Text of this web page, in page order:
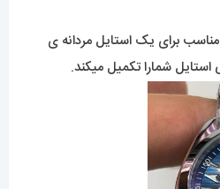
برای یک استایل مردانه ی
شمارا تکمیل میکند.